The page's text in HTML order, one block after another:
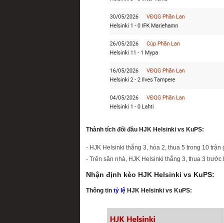
Thành tích đối đầu HJK Helsinki vs KuPS:
- HJK Helsinki thắng 3, hòa 2, thua 5 trong 10 trận
- Trên sân nhà, HJK Helsinki thắng 3, thua 3 trước
Nhận định kèo HJK Helsinki vs KuPS:
Thông tin tỷ lệ HJK Helsinki vs KuPS: